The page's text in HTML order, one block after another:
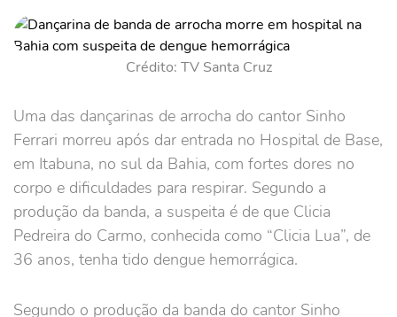
Crédito: TV Santa Cruz
Uma das dançarinas de arrocha do cantor Sinho
Ferrari morreu após dar entrada no Hospital de Base,
em Itabuna, no sul da Bahia, com fortes dores no
corpo e dificuldades para respirar. Segundo a
produção da banda, a suspeita é de que Clicia
Pedreira do Carmo, conhecida como “Clicia Lua”, de
36 anos, tenha tido dengue hemorrágica.
Segundo o produção da banda do cantor Sinho